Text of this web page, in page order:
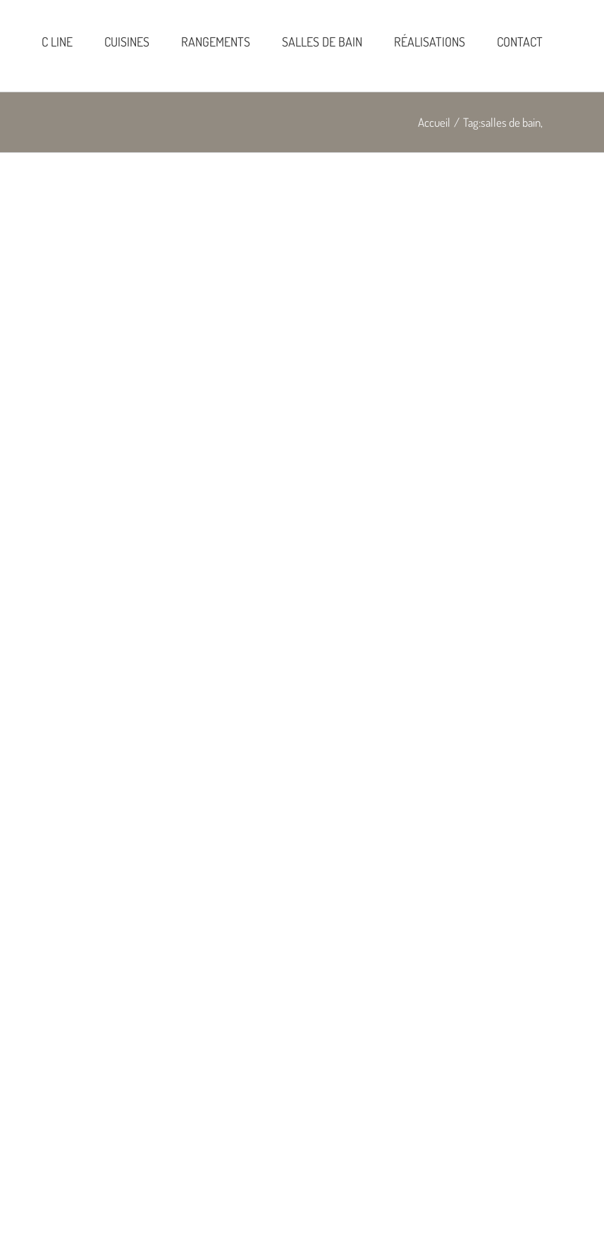
C LINE CUISINES RANGEMENTS SALLES DE BAIN RÉALISATIONS CONTACT
Accueil / Tag:salles de bain,